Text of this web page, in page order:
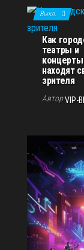
Выкл.
Как
театры и
концерты
находят
зрителя
АвторVIP-